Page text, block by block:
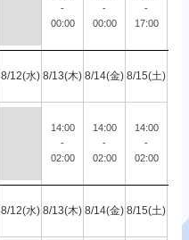
-
00:00
-
00:00
-
17:00
8/12(水) 8/13(木) 8/14(金) 8/15(土)
14:00
-
02:00
14:00
-
02:00
14:00
-
02:00
8/12(水) 8/13(木) 8/14(金) 8/15(土)